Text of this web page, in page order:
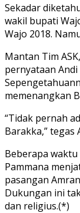
Sekadar
wakil bupati
Wajo 2018.
Mantan Tim
pernyataan Andi
memenangkan
“Tidak pernah
Barakka,” tegas
Beberapa waktu
Pammana
pasangan
Dukungan ini
dan religius.(*)